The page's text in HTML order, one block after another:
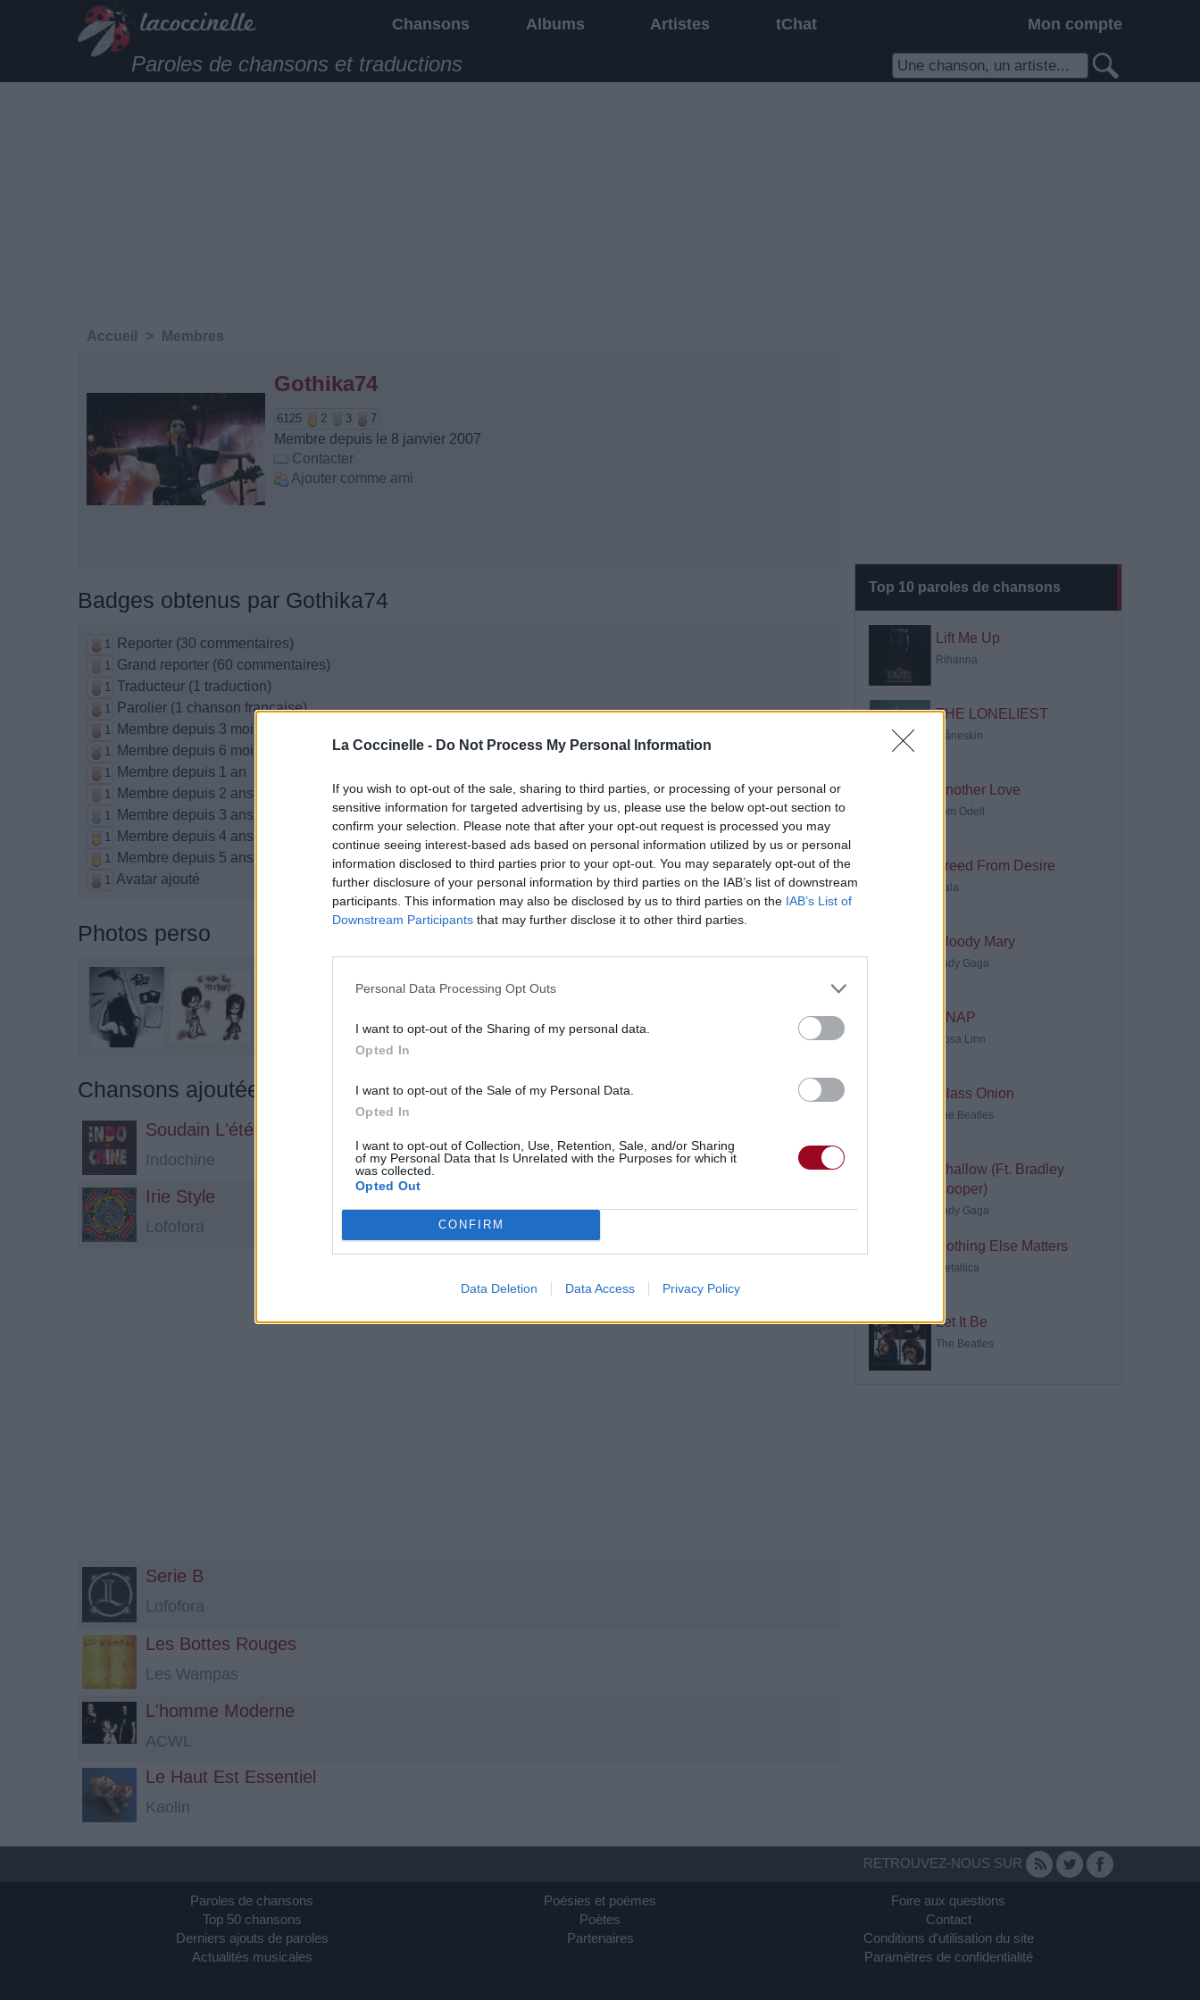
La Coccinelle - Do Not Process My Personal Information
If you wish to opt-out of the sale, sharing to third parties, or processing of your personal or
sensitive information for targeted advertising by us, please use the below opt-out section to
confirm your selection. Please note that after your opt-out request is processed you may
continue seeing interest-based ads based on personal information utilized by us or personal
information disclosed to third parties prior to your opt-out. You may separately opt-out of the
further disclosure of your personal information by third parties on the IAB’s list of downstream
participants. This information may also be disclosed by us to third parties on the IAB’s List of
Downstream Participants that may further disclose it to other third parties.
Personal Data Processing Opt Outs
I want to opt-out of the Sharing of my personal data.
Opted In
I want to opt-out of the Sale of my Personal Data.
Opted In
I want to opt-out of Collection, Use, Retention, Sale, and/or Sharing
of my Personal Data that Is Unrelated with the Purposes for which it
was collected.
Opted Out
CONFIRM
Data Deletion Data Access Privacy Policy
Chansons Albums Artistes tChat Mon compte
Paroles de chansons et traductions
Top 10 paroles de chansons
Lift Me Up
Rihanna
THE LONELIEST
Måneskin
Another Love
Tom Odell
Freed From Desire
Gala
Bloody Mary
Lady Gaga
SNAP
Rosa Linn
Glass Onion
The Beatles
Shallow (Ft. Bradley
Cooper)
Lady Gaga
Nothing Else Matters
Metallica
Let It Be
The Beatles
Accueil > Membres
Gothika74
6125 2 3 7
Membre depuis le 8 janvier 2007
Contacter
Ajouter comme ami
Badges obtenus par Gothika74
1 Reporter (30 commentaires)
1 Grand reporter (60 commentaires)
1 Traducteur (1 traduction)
1 Parolier (1 chanson française)
1 Membre depuis 3 mois
1 Membre depuis 6 mois
1 Membre depuis 1 an
1 Membre depuis 2 ans
1 Membre depuis 3 ans
1 Membre depuis 4 ans
1 Membre depuis 5 ans
1 Avatar ajouté
Photos perso
Chansons ajoutées par Gothika74
Soudain L'été Dernier Je Suppose
Indochine
Irie Style
Lofofora
Serie B
Lofofora
Les Bottes Rouges
Les Wampas
L'homme Moderne
ACWL
Le Haut Est Essentiel
Kaolin
RETROUVEZ-NOUS SUR
Paroles de chansons
Top 50 chansons
Derniers ajouts de paroles
Actualités musicales
Poésies et poèmes
Poètes
Partenaires
Foire aux questions
Contact
Conditions d'utilisation du site
Paramètres de confidentialité